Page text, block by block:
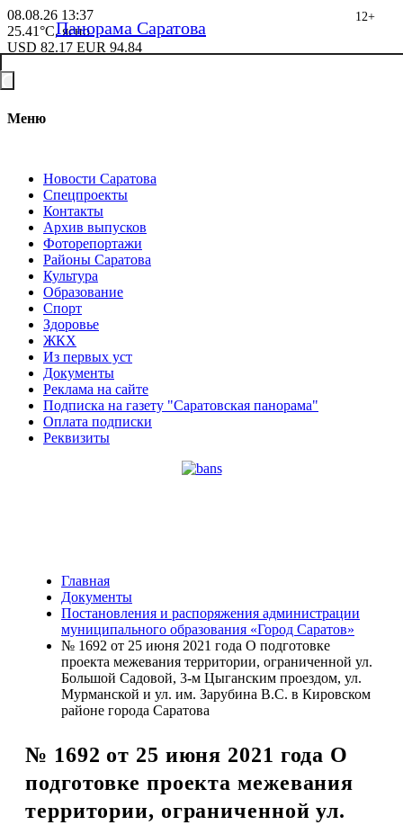
08.08.26 13:37
25.41°C, ясно
USD 82.17 EUR 94.84
Меню
Новости Саратова
Спецпроекты
Контакты
Архив выпусков
Фоторепортажи
Районы Саратова
Культура
Образование
Спорт
Здоровье
ЖКХ
Из пеpвых уст
Документы
Реклама на сайте
Подписка на газету "Саратовская панорама"
Оплата подписки
Реквизиты
Панорама Саратова
12+
Главная
Документы
Постановления и распоряжения администрации
муниципального образования «Город Саратов»
№ 1692 от 25 июня 2021 года О подготовке
проекта межевания территории, ограниченной ул.
Большой Садовой, 3-м Цыганским проездом, ул.
Мурманской и ул. им. Зарубина В.С. в Кировском
районе города Саратова
№ 1692 от 25 июня 2021 года О
подготовке проекта межевания
территории, ограниченной ул.